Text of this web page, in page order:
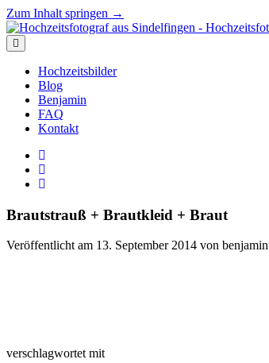
Zum Inhalt springen →
Hochzeitsfotograf
aus
Sindelfingen
Hochzeitsfotograf-
bb.de
Benjamin
Menü
öffnen
Hochzeitsbilder
Blog
Benjamin
FAQ
Kontakt
Brautstrauß + Brautkleid + Braut
Veröffentlicht am 13. September 2014 von benjamin
verschlagwortet mit